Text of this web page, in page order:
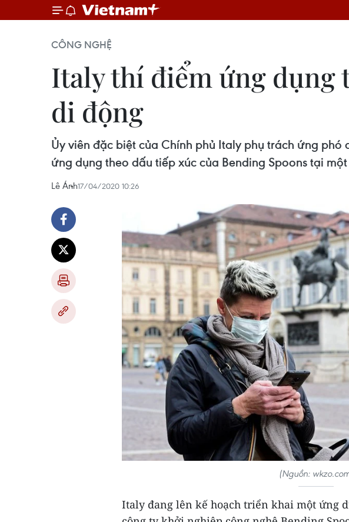
CÔNG NGHỆ
Italy thí điểm ứng dụng
di động
Ủy viên đặc biệt của Chính phủ Italy phụ trách ứng
ứng dụng theo dấu tiếp xúc của Bending Spoons tại
Lê Ánh17/04/2020 10:26
(Nguồn:
Italy đang lên kế hoạch triển khai một ứng